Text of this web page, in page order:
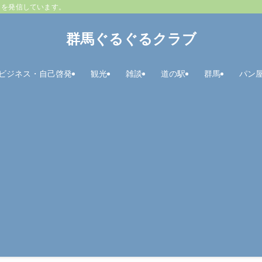
発信しています。
群馬ぐるぐるクラブ
ジネス・自己啓発 観光 雑談 道の駅 群馬 パン